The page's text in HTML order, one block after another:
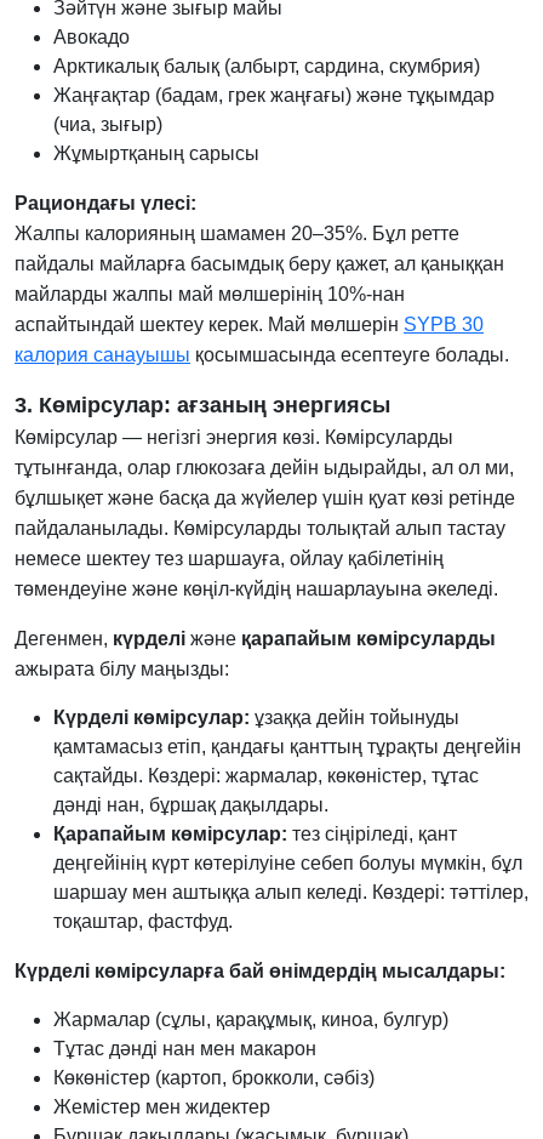
Зәйтүн және зығыр майы
Авокадо
Арктикалық балық (албырт, сардина, скумбрия)
Жаңғақтар (бадам, грек жаңғағы) және тұқымдар
(чиа, зығыр)
Жұмыртқаның сарысы
Рациондағы үлесі:
Жалпы калорияның шамамен 20–35%. Бұл ретте
пайдалы майларға басымдық беру қажет, ал қаныққан
майларды жалпы май мөлшерінің 10%-нан
аспайтындай шектеу керек. Май мөлшерін SYPB 30
калория санауышы қосымшасында есептеуге болады.
3. Көмірсулар: ағзаның энергиясы
Көмірсулар — негізгі энергия көзі. Көмірсуларды
тұтынғанда, олар глюкозаға дейін ыдырайды, ал ол ми,
бұлшықет және басқа да жүйелер үшін қуат көзі ретінде
пайдаланылады. Көмірсуларды толықтай алып тастау
немесе шектеу тез шаршауға, ойлау қабілетінің
төмендеуіне және көңіл-күйдің нашарлауына әкеледі.
Дегенмен, күрделі және қарапайым көмірсуларды
ажырата білу маңызды:
Күрделі көмірсулар: ұзаққа дейін тойынуды
қамтамасыз етіп, қандағы қанттың тұрақты деңгейін
сақтайды. Көздері: жармалар, көкөністер, тұтас
дәнді нан, бұршақ дақылдары.
Қарапайым көмірсулар: тез сіңіріледі, қант
деңгейінің күрт көтерілуіне себеп болуы мүмкін, бұл
шаршау мен аштыққа алып келеді. Көздері: тәттілер,
тоқаштар, фастфуд.
Күрделі көмірсуларға бай өнімдердің мысалдары:
Жармалар (сұлы, қарақұмық, киноа, булгур)
Тұтас дәнді нан мен макарон
Көкөністер (картоп, брокколи, сәбіз)
Жемістер мен жидектер